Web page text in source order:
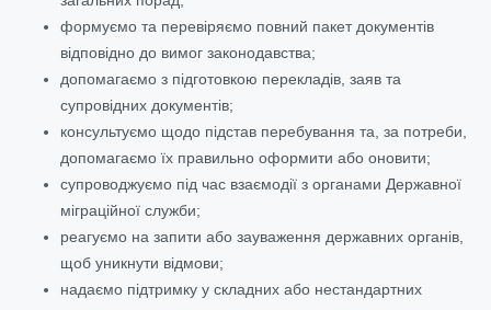
формуємо та перевіряємо повний пакет документів
відповідно до вимог законодавства;
допомагаємо з підготовкою перекладів, заяв та
супровідних документів;
консультуємо щодо підстав перебування та, за потреби,
допомагаємо їх правильно оформити або оновити;
супроводжуємо під час взаємодії з органами Державної
міграційної служби;
реагуємо на запити або зауваження державних органів,
щоб уникнути відмови;
надаємо підтримку у складних або нестандартних